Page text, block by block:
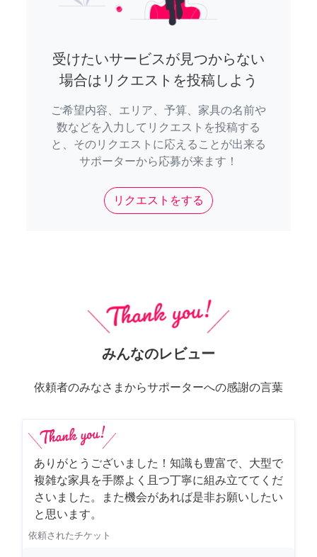
受けたいサービスが見つからない
場合はリクエストを投稿しよう
ご希望内容、エリア、予算、家具の名前や
数などを入力してリクエストを投稿する
と、そのリクエストに応えることが出来る
サポーターから応募が来ます！
リクエストをする
みんなのレビュー
依頼者のみなさまからサポーターへの感謝の言葉
ありがとうございました！知識も豊富で、大型で
複雑な家具を手際よく且つ丁寧に組み立ててくだ
さいました。また機会があれば是非お願いしたい
と思います。
依頼されたチケット